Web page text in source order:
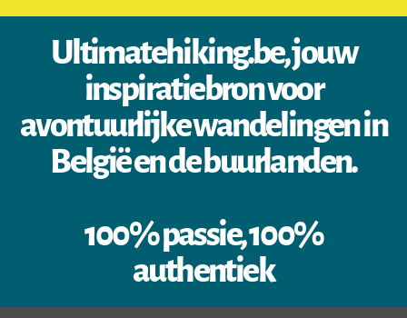
Ultimatehiking.be, jouw
inspiratiebron voor
avontuurlijke wandelingen in
België en de buurlanden.
100% passie, 100%
authentiek